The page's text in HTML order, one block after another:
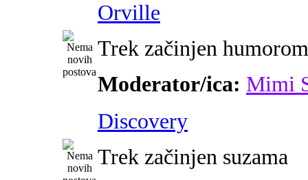
Orville
Trek začinjen humorom
Moderator/ica: Mimi
Discovery
Trek začinjen suzama